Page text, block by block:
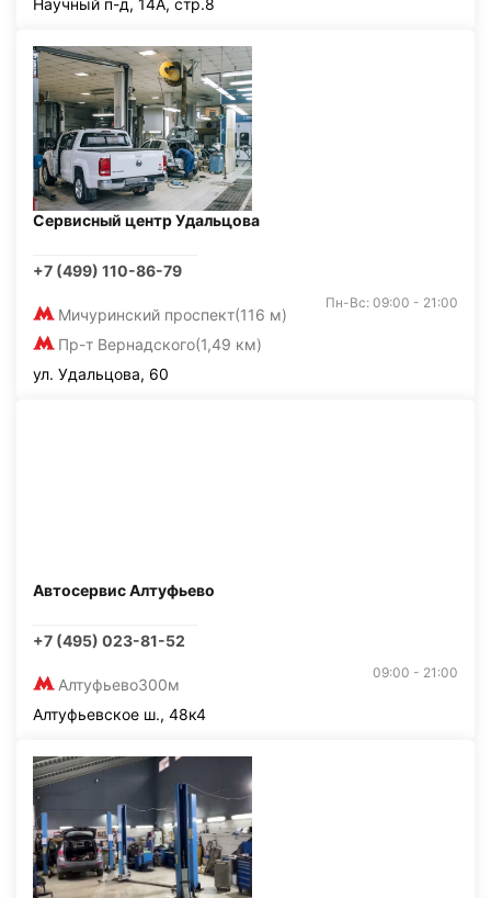
Научный п-д, 14А, стр.8
Сервисный центр Удальцова
+7 (499) 110-86-79
Мичуринский проспект(116 м)
Пр-т Вернадского(1,49 км)
Пн-Вс: 09:00 - 21:00
ул. Удальцова, 60
Автосервис Алтуфьево
+7 (495) 023-81-52
Алтуфьево300м
09:00 - 21:00
Алтуфьевское ш., 48к4